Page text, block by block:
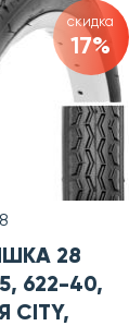
скидка
17%
28
622-40,
CITY,